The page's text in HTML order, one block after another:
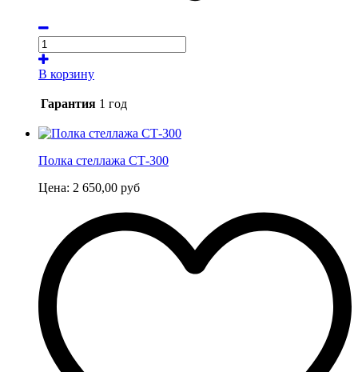
В корзину
Гарантия 1 год
Полка стеллажа СТ-300
Цена: 2 650,00 руб